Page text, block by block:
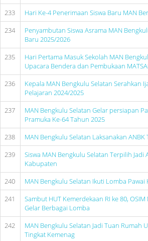
233
Hari Ke-4 Penerimaan Siswa Baru MAN
234
Penyambutan Siswa Asrama MAN
Baru 2025/2026
235
Hari Pertama Masuk Sekolah MAN
Upacara Bendera dan Pembukaan
236
Kepala MAN Bengkulu Selatan Serahkan
Pelajaran 2024/2025
237
MAN Bengkulu Selatan Gelar persiapan
Pramuka Ke-64 Tahun 2025
238
MAN Bengkulu Selatan Laksanakan ANBK
239
Siswa MAN Bengkulu Selatan Terpilih Jadi
Kabupaten
240
MAN Bengkulu Selatan Ikuti Lomba Pawai
241
Sambut HUT Kemerdekaan RI ke 80,
Gelar Berbagai Lomba
242
MAN Bengkulu Selatan Jadi Tuan Rumah
Tingkat Kemenag